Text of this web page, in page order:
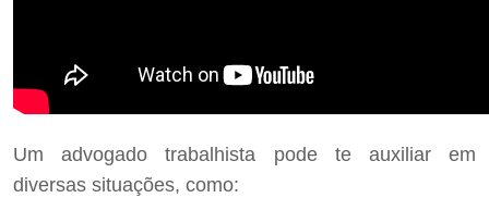
Um advogado trabalhista pode te auxiliar em
diversas situações, como: